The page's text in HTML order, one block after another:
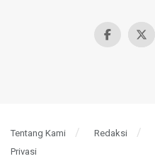
Tentang Kami Redaksi
Privasi